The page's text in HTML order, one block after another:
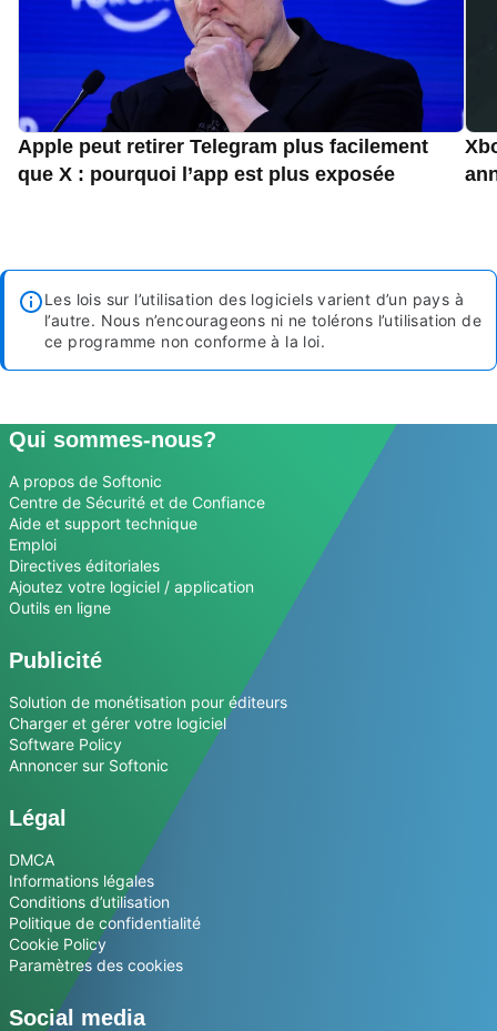
Apple peut retirer Telegram plus facilement
que X : pourquoi l’app est plus exposée
Les lois sur l’utilisation des logiciels varient d’un pays à
l’autre. Nous n’encourageons ni ne tolérons l’utilisation de
ce programme non conforme à la loi.
Qui sommes-nous?
A propos de Softonic
Centre de Sécurité et de Confiance
Aide et support technique
Emploi
Directives éditoriales
Ajoutez votre logiciel / application
Outils en ligne
Publicité
Solution de monétisation pour éditeurs
Charger et gérer votre logiciel
Software Policy
Annoncer sur Softonic
Légal
DMCA
Informations légales
Conditions d’utilisation
Politique de confidentialité
Cookie Policy
Paramètres des cookies
Social media